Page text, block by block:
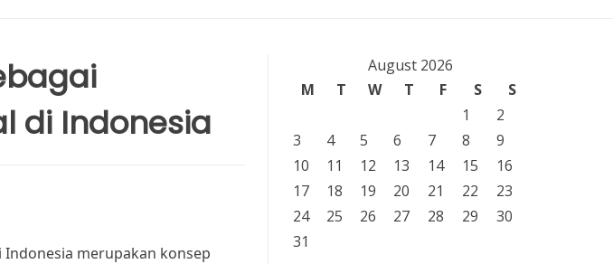
di Indonesia
Indonesia merupakan konsep
August 2026
M
T W T F S
S
1
2
3
4 5 6 7 8
9
10
11 12 13 14 15
16
17
18 19 20 21 22
23
24
25 26 27 28 29
30
31